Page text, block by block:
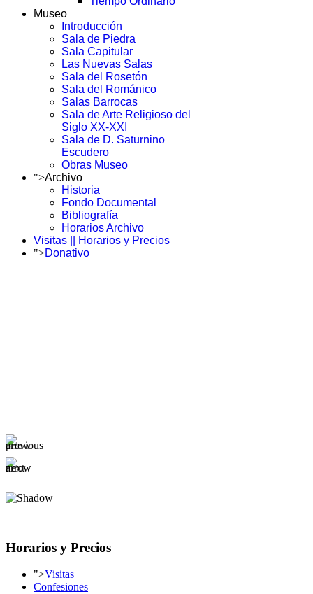
Museo
Introducción
Sala de Piedra
Sala Capitular
Las Nuevas Salas
Sala del Rosetón
Sala del Románico
Salas Barrocas
Sala de Arte Religioso del
Siglo XX-XXI
Sala de D. Saturnino
Escudero
Obras Museo
">Archivo
Historia
Fondo Documental
Bibliografía
Horarios Archivo
Visitas || Horarios y Precios
">Donativo
Horarios y Precios
">Visitas
Confesiones